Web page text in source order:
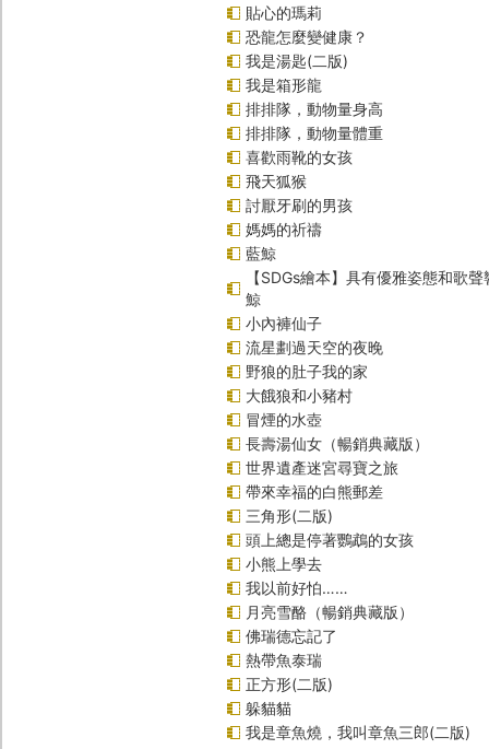
貼心的瑪莉
恐龍怎麼變健康？
我是湯匙(二版)
我是箱形龍
排排隊，動物量身高
排排隊，動物量體重
喜歡雨靴的女孩
飛天狐猴
討厭牙刷的男孩
媽媽的祈禱
藍鯨
【SDGs繪本】具有優雅姿態和歌
鯨
小內褲仙子
流星劃過天空的夜晚
野狼的肚子我的家
大餓狼和小豬村
冒煙的水壺
長壽湯仙女（暢銷典藏版）
世界遺產迷宮尋寶之旅
帶來幸福的白熊郵差
三角形(二版)
頭上總是停著鸚鵡的女孩
小熊上學去
我以前好怕……
月亮雪酪（暢銷典藏版）
佛瑞德忘記了
熱帶魚泰瑞
正方形(二版)
躲貓貓
我是章魚燒，我叫章魚三郎(二版)